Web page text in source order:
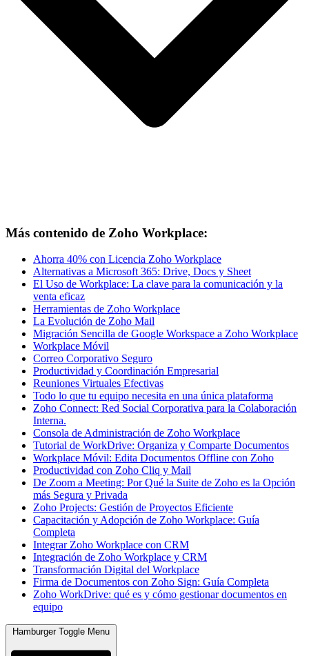
Más contenido de Zoho Workplace:
Ahorra 40% con Licencia Zoho Workplace
Alternativas a Microsoft 365: Drive, Docs y Sheet
El Uso de Workplace: La clave para la comunicación y la
venta eficaz
Herramientas de Zoho Workplace
La Evolución de Zoho Mail
Migración Sencilla de Google Workspace a Zoho Workplace
Workplace Móvil
Correo Corporativo Seguro
Productividad y Coordinación Empresarial
Reuniones Virtuales Efectivas
Todo lo que tu equipo necesita en una única plataforma
Zoho Connect: Red Social Corporativa para la Colaboración
Interna.
Consola de Administración de Zoho Workplace
Tutorial de WorkDrive: Organiza y Comparte Documentos
Workplace Móvil: Edita Documentos Offline con Zoho
Productividad con Zoho Cliq y Mail
De Zoom a Meeting: Por Qué la Suite de Zoho es la Opción
más Segura y Privada
Zoho Projects: Gestión de Proyectos Eficiente
Capacitación y Adopción de Zoho Workplace: Guía
Completa
Integrar Zoho Workplace con CRM
Integración de Zoho Workplace y CRM
Transformación Digital del Workplace
Firma de Documentos con Zoho Sign: Guía Completa
Zoho WorkDrive: qué es y cómo gestionar documentos en
equipo
Hamburger Toggle Menu